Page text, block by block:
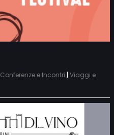
Conferenze e Incontri | Viaggi e